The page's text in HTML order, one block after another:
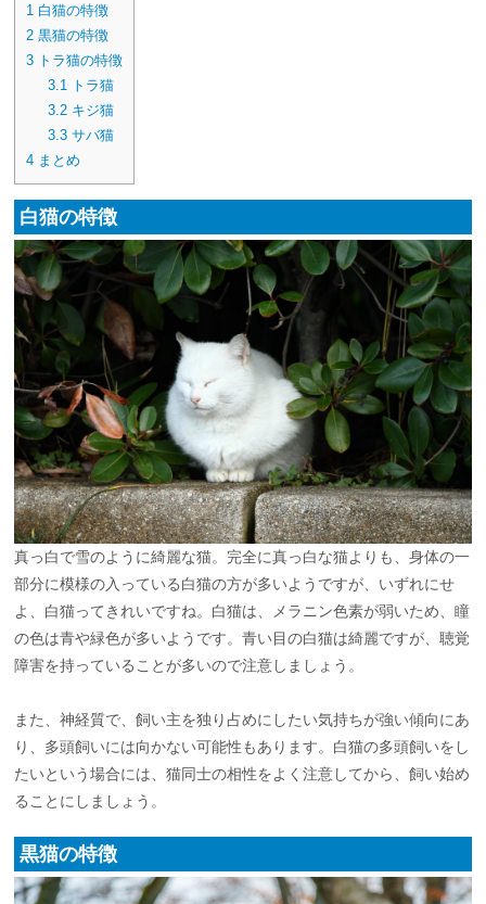
1 白猫の特徴
2 黒猫の特徴
3 トラ猫の特徴
3.1 トラ猫
3.2 キジ猫
3.3 サバ猫
4 まとめ
白猫の特徴
真っ白で雪のように綺麗な猫。完全に真っ白な猫よりも、身体の一
部分に模様の入っている白猫の方が多いようですが、いずれにせ
よ、白猫ってきれいですね。白猫は、メラニン色素が弱いため、瞳
の色は青や緑色が多いようです。青い目の白猫は綺麗ですが、聴覚
障害を持っていることが多いので注意しましょう。
また、神経質で、飼い主を独り占めにしたい気持ちが強い傾向にあ
り、多頭飼いには向かない可能性もあります。白猫の多頭飼いをし
たいという場合には、猫同士の相性をよく注意してから、飼い始め
ることにしましょう。
黒猫の特徴